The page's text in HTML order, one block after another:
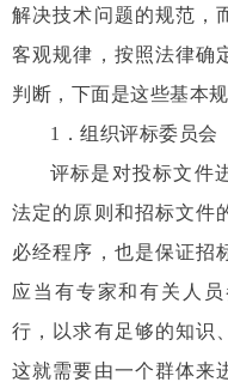
解决技术问题的规范，
客观规律，按照法律确
判断，下面是这些基本
1
．组织评标委员会
评标是对投标文件
法定的原则和招标文件
必经程序，也是保证招
应当有专家和有关人
行，以求有足够的知识
这就需要由一个群体来